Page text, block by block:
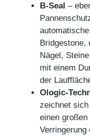
B-Seal –
Bridgestone,
Nägel,
mit einem
der
Ologic-
zeichnet
einen